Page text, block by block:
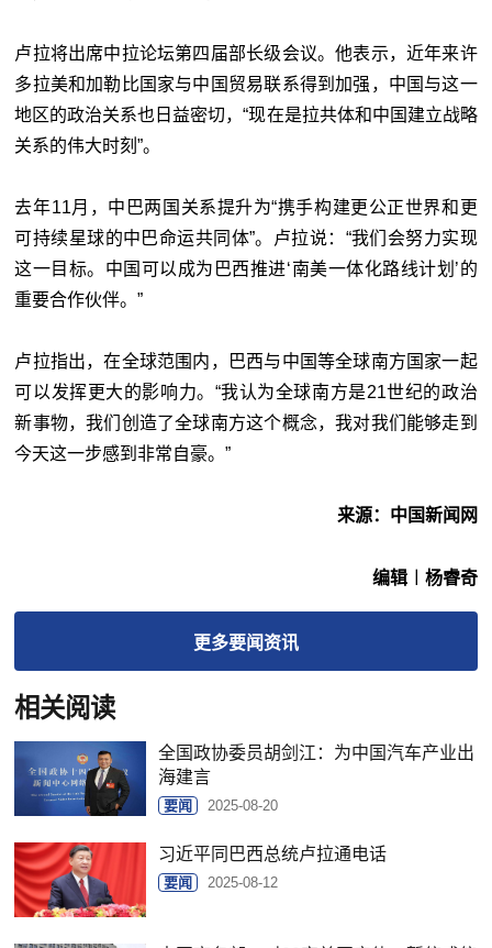
卢拉将出席中拉论坛第四届部长级会议。他表示，近年来许
多拉美和加勒比国家与中国贸易联系得到加强，中国与这一
地区的政治关系也日益密切，“现在是拉共体和中国建立战略
关系的伟大时刻”。
去年11月，中巴两国关系提升为“携手构建更公正世界和更
可持续星球的中巴命运共同体”。卢拉说：“我们会努力实现
这一目标。中国可以成为巴西推进‘南美一体化路线计划’的
重要合作伙伴。”
卢拉指出，在全球范围内，巴西与中国等全球南方国家一起
可以发挥更大的影响力。“我认为全球南方是21世纪的政治
新事物，我们创造了全球南方这个概念，我对我们能够走到
今天这一步感到非常自豪。”
来源：中国新闻网
编辑︱杨睿奇
更多要闻资讯
相关阅读
全国政协委员胡剑江：为中国汽车产业出
海建言
要闻 2025-08-20
习近平同巴西总统卢拉通电话
要闻 2025-08-12